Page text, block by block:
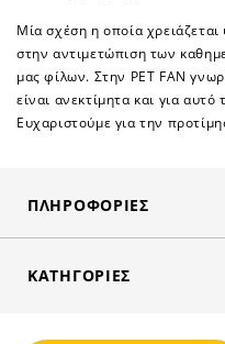
Μία σχέση η οποία
στην αντιμετώπιση των
μας φίλων. Στην PET FAN
είναι ανεκτίμητα και για
Ευχαριστούμε για την
ΠΛΗΡΟΦΟΡΊΕΣ
ΚΑΤΗΓΟΡΊΕΣ